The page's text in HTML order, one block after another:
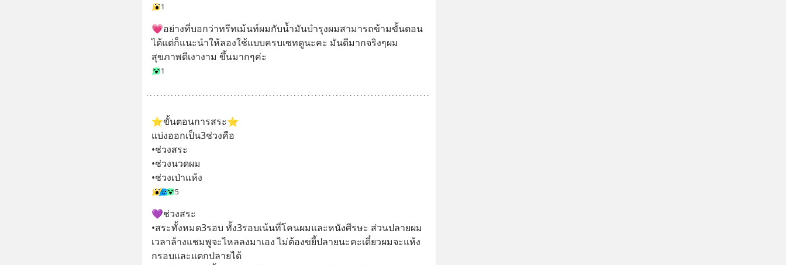
1
💗อย่างที่บอกว่าทรีทเม้นท์ผมกับน้ำมันบำรุงผมสามารถข้ามขั้นตอน
ได้แต่ก็แนะนำให้ลองใช้แบบครบเซทดูนะคะ มันดีมากจริงๆผม
สุขภาพดีเงางาม ขึ้นมากๆค่ะ
1
⭐️ขั้นตอนการสระ⭐️
แบ่งออกเป็น3ช่วงคือ
•ช่วงสระ
•ช่วงนวดผม
•ช่วงเป่าแห้ง
5
💜ช่วงสระ
•สระทั้งหมด3รอบ ทั้ง3รอบเน้นที่โคนผมและหนังศีรษะ ส่วนปลายผม
เวลาล้างแชมพูจะไหลลงมาเอง ไม่ต้องขยี้ปลายนะคะเดี๋ยวผมจะแห้ง
กรอบและแตกปลายได้